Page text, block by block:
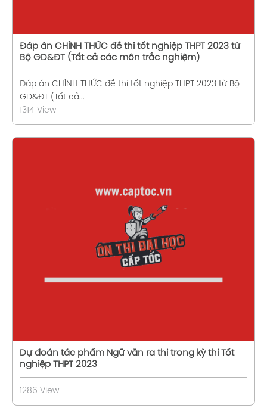
Đáp án CHÍNH THỨC đề thi tốt nghiệp THPT 2023 từ
Bộ GD&ĐT (Tất cả các môn trắc nghiệm)
Đáp án CHÍNH THỨC đề thi tốt nghiệp THPT 2023 từ Bộ
GD&ĐT (Tất cả...
1314 View
Xem chi tiết
Dự đoán tác phẩm Ngữ văn ra thi trong kỳ thi Tốt
nghiệp THPT 2023
1286 View